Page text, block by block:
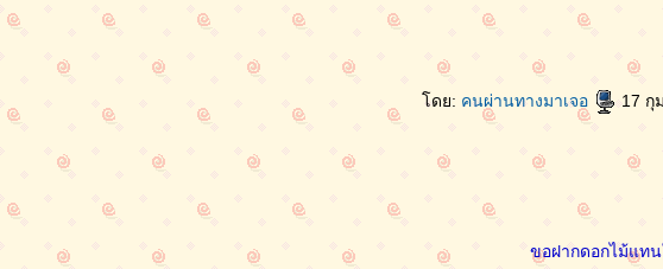
ดย: คนผ่านทางมาเจอ 17 กุ
ขอฝากดอกไม้แท